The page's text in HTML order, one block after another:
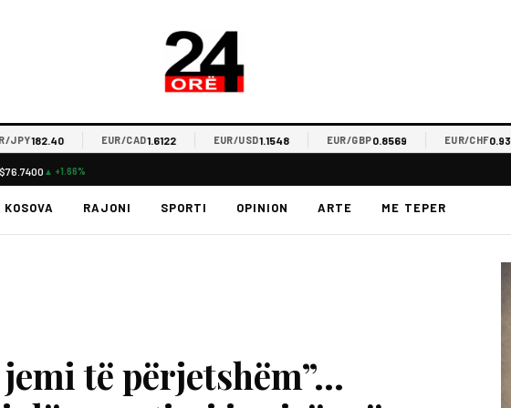
182.40 EUR/CAD1.6122 EUR/USD1.1548 EUR/GBP0.8569 EUR/CHF0.9344
$76.7400 ▲ +1.66%
KOSOVA RAJONI SPORTI OPINION ARTE ME TEPER
të përjetshëm”…